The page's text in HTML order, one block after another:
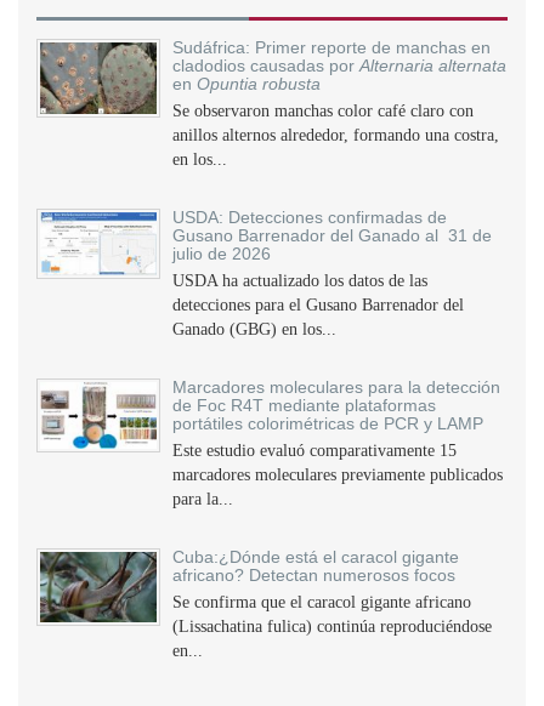
Sudáfrica: Primer reporte de manchas en
cladodios causadas por Alternaria alternata
en Opuntia robusta
Se observaron manchas color café claro con
anillos alternos alrededor, formando una costra,
en los...
USDA: Detecciones confirmadas de
Gusano Barrenador del Ganado al 31 de
julio de 2026
USDA ha actualizado los datos de las
detecciones para el Gusano Barrenador del
Ganado (GBG) en los...
Marcadores moleculares para la detección
de Foc R4T mediante plataformas
portátiles colorimétricas de PCR y LAMP
Este estudio evaluó comparativamente 15
marcadores moleculares previamente publicados
para la...
Cuba:¿Dónde está el caracol gigante
africano? Detectan numerosos focos
Se confirma que el caracol gigante africano
(Lissachatina fulica) continúa reproduciéndose
en...